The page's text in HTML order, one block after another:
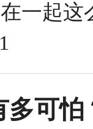
一起
多可